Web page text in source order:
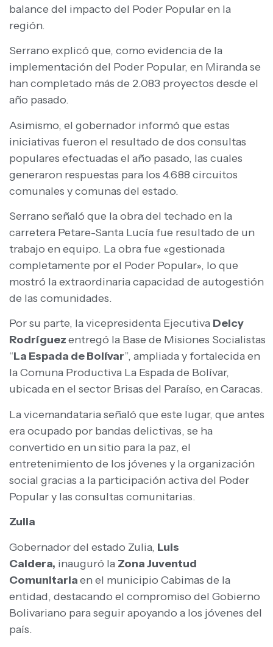
balance del impacto del Poder Popular en la
región.
Serrano explicó que, como evidencia de la
implementación del Poder Popular, en Miranda se
han completado más de 2.083 proyectos desde el
año pasado.
Asimismo, el gobernador informó que estas
iniciativas fueron el resultado de dos consultas
populares efectuadas el año pasado, las cuales
generaron respuestas para los 4.688 circuitos
comunales y comunas del estado.
Serrano señaló que la obra del techado en la
carretera Petare-Santa Lucía fue resultado de un
trabajo en equipo. La obra fue «gestionada
completamente por el Poder Popular», lo que
mostró la extraordinaria capacidad de autogestión
de las comunidades.
Por su parte, la vicepresidenta Ejecutiva Delcy
Rodríguezentregó la Base de Misiones Socialistas
“La Espada de Bolívar”, ampliada y fortalecida en
la Comuna Productiva La Espada de Bolívar,
ubicada en el sector Brisas del Paraíso, en Caracas.
La vicemandataria señaló que este lugar, que antes
era ocupado por bandas delictivas, se ha
convertido en un sitio para la paz, el
entretenimiento de los jóvenes y la organización
social gracias a la participación activa del Poder
Popular y las consultas comunitarias.
Zulia
Gobernador del estado Zulia, Luis
Caldera, inauguró la Zona Juventud
Comunitariaen el municipio Cabimas de la
entidad, destacando el compromiso del Gobierno
Bolivariano para seguir apoyando a los jóvenes del
país.